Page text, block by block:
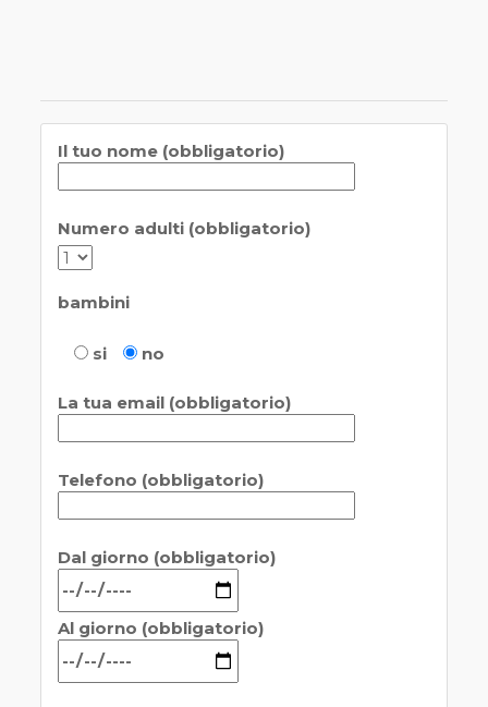
Il tuo nome (obbligatorio)
Numero adulti (obbligatorio)
bambini
si no
La tua email (obbligatorio)
Telefono (obbligatorio)
Dal giorno (obbligatorio)
Al giorno (obbligatorio)